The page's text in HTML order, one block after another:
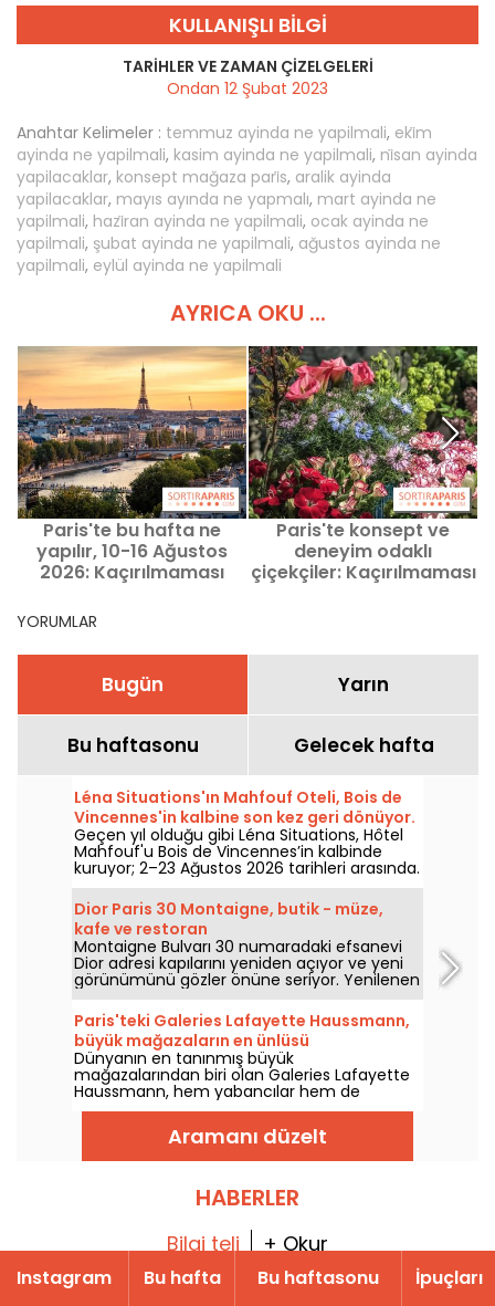
KULLANIŞLI BILGI
TARIHLER VE ZAMAN ÇIZELGELERI
Ondan 12 Şubat 2023
Anahtar Kelimeler : temmuz ayinda ne yapilmali, eki̇m
ayinda ne yapilmali, kasim ayinda ne yapilmali, ni̇san ayinda
yapilacaklar, konsept mağaza pari̇s, aralik ayinda
yapilacaklar, mayıs ayında ne yapmalı, mart ayinda ne
yapilmali, hazi̇ran ayinda ne yapilmali, ocak ayinda ne
yapilmali, şubat ayinda ne yapilmali, ağustos ayinda ne
yapilmali, eylül ayinda ne yapilmali
AYRICA OKU ...
Paris'te bu hafta ne
yapılır, 10-16 Ağustos
2026: Kaçırılmaması
Paris'te konsept ve
deneyim odaklı
çiçekçiler: Kaçırılmaması
YORUMLAR
Bugün Yarın
Bu haftasonu Gelecek hafta
Léna Situations'ın Mahfouf Oteli, Bois de
Vincennes'in kalbine son kez geri dönüyor.
Geçen yıl olduğu gibi Léna Situations, Hôtel
Mahfouf'u Bois de Vincennes’in kalbinde
kuruyor; 2–23 Ağustos 2026 tarihleri arasında.
Ağustos vlogları, alışveriş, vejetaryen tatlar
ve dinlenmeyle dolu, bir nostalji tadı taşıyan
serin ve yazlık bir mekan.
Dior Paris 30 Montaigne, butik - müze,
kafe ve restoran
Montaigne Bulvarı 30 numaradaki efsanevi
Dior adresi kapılarını yeniden açıyor ve yeni
görünümünü gözler önüne seriyor. Yenilenen
ve yeniden tasarlanan bu yeni adres, moda
tutkunlarının yanı sıra gurme bir kafe veya
rafine bir restoran arayan gurmelere de
hitap edecek.
Paris'teki Galeries Lafayette Haussmann,
büyük mağazaların en ünlüsü
Dünyanın en tanınmış büyük
mağazalarından biri olan Galeries Lafayette
Haussmann, hem yabancılar hem de
Parisliler için tartışmasız bir alışveriş mabedi.
Peki bu neden böyle? Mevsimlere göre
değişen vitrinlerin bolluğu, Art Deco bir bina,
görkemli bir kubbe ve elbette lüks moda,
Aramanı düzelt
HABERLER
Bilgi teli + Okur
Instagram Bu hafta Bu haftasonu İpuçları